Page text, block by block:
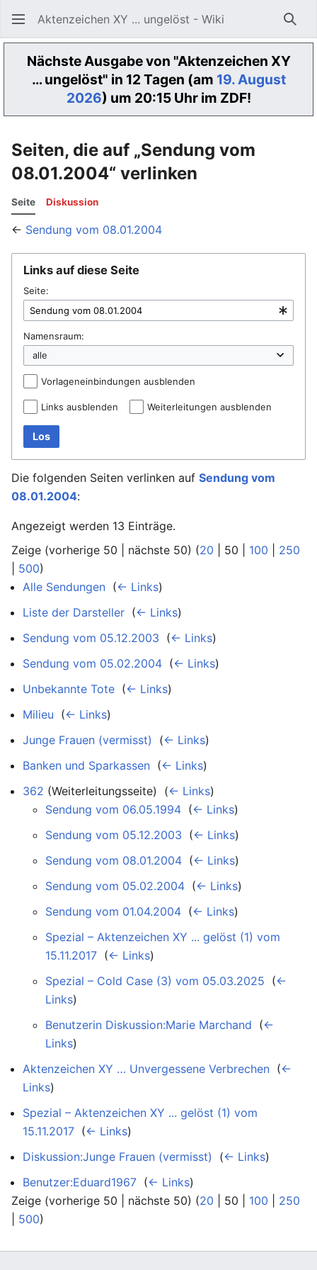
Aktenzeichen XY ... ungelöst - Wiki
Nächste Ausgabe von "Aktenzeichen XY
… ungelöst" in 12 Tagen (am 19. August
2026) um 20:15 Uhr im ZDF!
Seiten, die auf „Sendung vom
08.01.2004“ verlinken
Seite Diskussion
← Sendung vom 08.01.2004
Links auf diese Seite
Seite:
Namensraum:
Vorlageneinbindungen ausblenden
Links ausblenden Weiterleitungen ausblenden
Los
Die folgenden Seiten verlinken auf Sendung vom
08.01.2004:
Angezeigt werden 13 Einträge.
Zeige (vorherige 50 nächste 50) (20 50 100
250
500)
Alle Sendungen (← Links)
Liste der Darsteller (← Links)
Sendung vom 05.12.2003 (← Links)
Sendung vom 05.02.2004 (← Links)
Unbekannte Tote (← Links)
Milieu (← Links)
Junge Frauen (vermisst)
(← Links)
Banken und Sparkassen (← Links)
362 (Weiterleitungsseite) ‎ (← Links)
Sendung vom 06.05.1994 (← Links)
Sendung vom 05.12.2003 (← Links)
Sendung vom 08.01.2004 (← Links)
Sendung vom 05.02.2004 (← Links)
Sendung vom 01.04.2004 (← Links)
Spezial – Aktenzeichen XY ... gelöst (1) vom
15.11.2017 (← Links)
Spezial – Cold Case (3) vom 05.03.2025 (←
Links)
Benutzerin Diskussion:Marie Marchand (←
Links)
Aktenzeichen XY … Unvergessene Verbrechen (←
Links)
Spezial – Aktenzeichen XY ... gelöst (1) vom
15.11.2017 (← Links)
Diskussion:Junge Frauen (vermisst)
(← Links)
Benutzer:Eduard1967 (← Links)
Zeige (vorherige 50 nächste 50) (20 50 100
250
500)